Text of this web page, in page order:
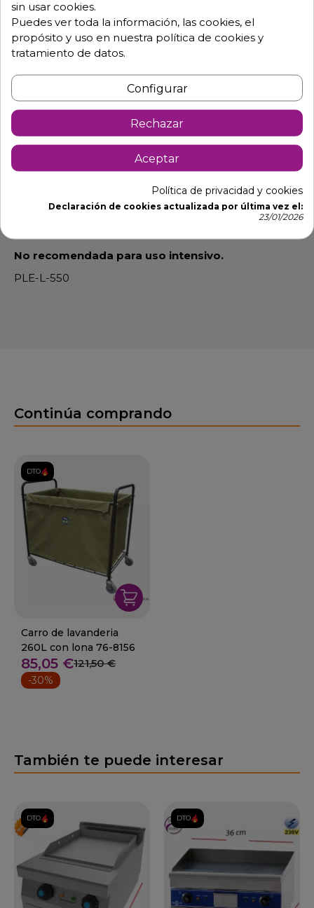
Descripción
Plancha eléctrica en acero con peto
antisalpicaduras.
Dimensiones total: Largo 55 x Fondo 45 x Alto 24 cm.
Dimensiones placa: 550x350 mm.
Depósito delantero recoge-grasas.
Alimentación 230V/1/50 Hz.
No recomendada para uso intensivo.
PLE-L-550
Continúa comprando
DTO.
Carro de lavanderia
260L con lona 76-8156
85,05 €121,50 €
-30%
También te puede interesar
DTO. DTO.
sin usar cookies.
Puedes ver toda la información, las cookies, el
propósito y uso en nuestra política de cookies y
tratamiento de datos.
Configurar
Rechazar
Aceptar
Política de privacidad y cookies
Declaración de cookies actualizada por última vez el:
23/01/2026